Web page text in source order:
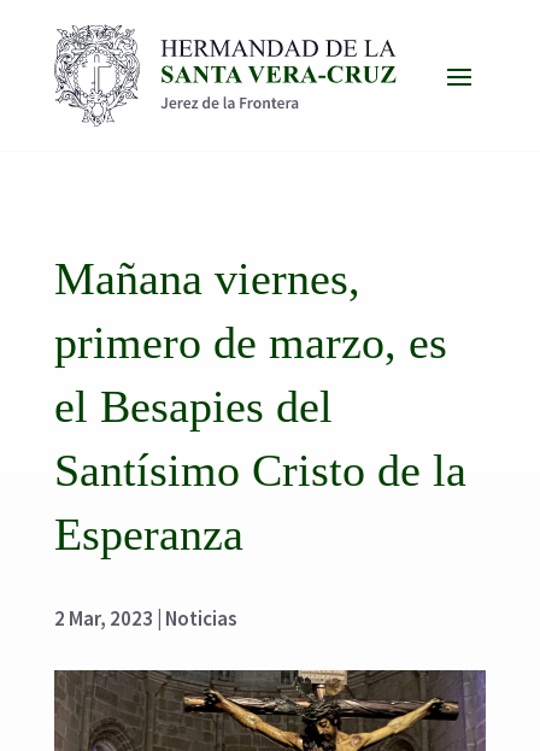
Mañana viernes,
primero de marzo, es
el Besapies del
Santísimo Cristo de la
Esperanza
2 Mar, 2023 Noticias